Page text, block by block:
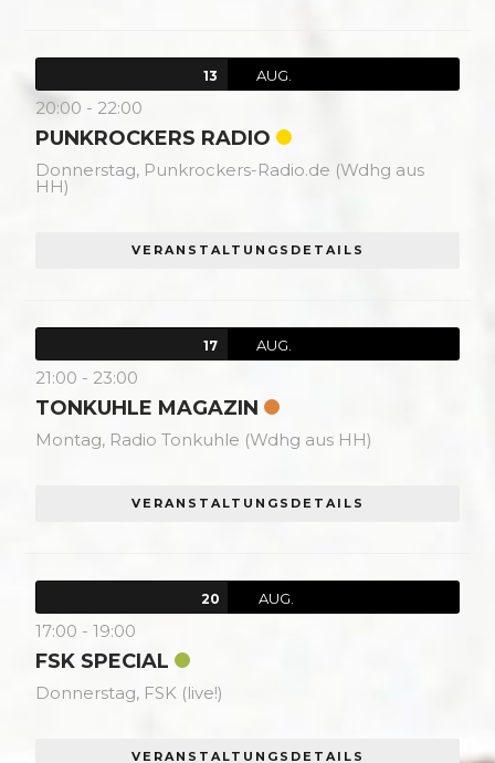
13 AUG.
20:00 - 22:00
PUNKROCKERS RADIO
Donnerstag, Punkrockers-Radio.de (Wdhg aus
HH)
VERANSTALTUNGSDETAILS
17 AUG.
21:00 - 23:00
TONKUHLE MAGAZIN
Montag, Radio Tonkuhle (Wdhg aus HH)
VERANSTALTUNGSDETAILS
20 AUG.
17:00 -19:00
FSK SPECIAL
Donnerstag, FSK (live!)
VERANSTALTUNGSDETAILS